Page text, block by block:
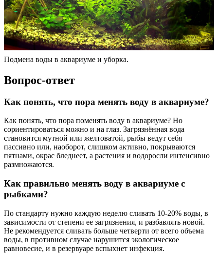
Подмена воды в аквариуме и уборка.
Вопрос-ответ
Как понять, что пора менять воду в аквариуме?
Как понять, что пора поменять воду в аквариуме? Но
сориентироваться можно и на глаз. Загрязнённая вода
становится мутной или желтоватой, рыбы ведут себя
пассивно или, наоборот, слишком активно, покрываются
пятнами, окрас бледнеет, а растения и водоросли интенсивно
размножаются.
Как правильно менять воду в аквариуме с
рыбками?
По стандарту нужно каждую неделю сливать 10-20% воды, в
зависимости от степени ее загрязнения, и разбавлять новой.
Не рекомендуется сливать больше четверти от всего объема
воды, в противном случае нарушится экологическое
равновесие, и в резервуаре вспыхнет инфекция.